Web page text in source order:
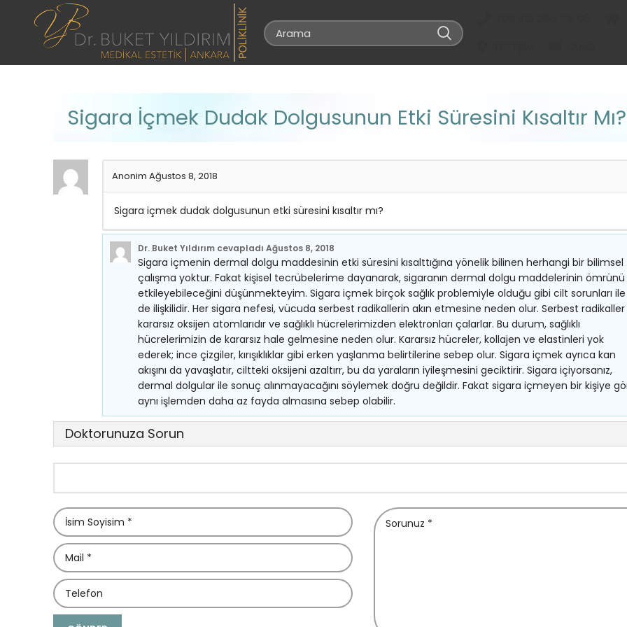
Sigara İçmek Dudak Dolgusunun Etki Süresini Kısaltır Mı?
Anonim Ağustos 8, 2018
Sigara içmek dudak dolgusunun etki süresini kısaltır mı?
Dr. Buket Yıldırım cevapladı Ağustos 8, 2018
Sigara içmenin dermal dolgu maddesinin etki süresini kısalttığına yönelik bilinen herhangi bir bilimsel
çalışma yoktur. Fakat kişisel tecrübelerime dayanarak, sigaranın dermal dolgu maddelerinin ömrünü
etkileyebileceğini düşünmekteyim. Sigara içmek birçok sağlık problemiyle olduğu gibi cilt sorunları ile
de ilişkilidir. Her sigara nefesi, vücuda serbest radikallerin akın etmesine neden olur. Serbest radikaller
kararsız oksijen atomlarıdır ve sağlıklı hücrelerimizden elektronları çalarlar. Bu durum, sağlıklı
hücrelerimizin de kararsız hale gelmesine neden olur. Kararsız hücreler, kollajen ve elastinleri yok
ederek; ince çizgiler, kırışıklıklar gibi erken yaşlanma belirtilerine sebep olur. Sigara içmek ayrıca kan
akışını da yavaşlatır, ciltteki oksijeni azaltırr, bu da yaraların iyileşmesini geciktirir. Sigara içiyorsanız,
dermal dolgular ile sonuç alınmayacağını söylemek doğru değildir. Fakat sigara içmeyen bir kişiye
aynı işlemden daha az fayda almasına sebep olabilir.
Doktorunuza Sorun